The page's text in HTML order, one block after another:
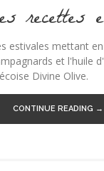
recettes
estivales mettant
et l'huile
Divine Olive.
CONTINUE READING →